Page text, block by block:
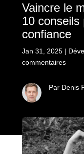
Vaincre le
10 conseils
confiance
Jan 31, 2025|
commentaires
Par Denis